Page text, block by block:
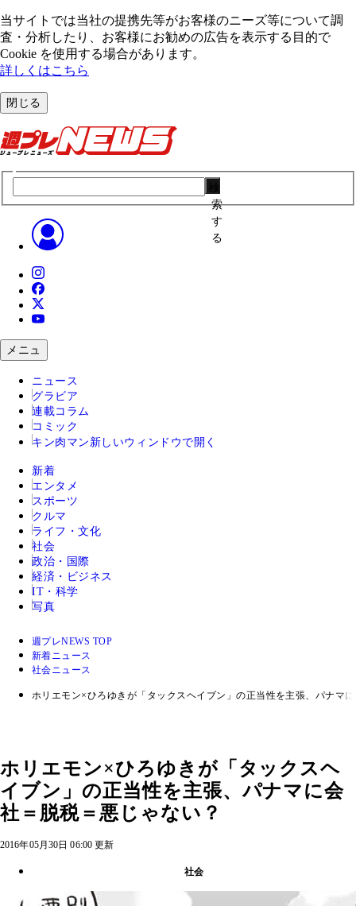
当サイトでは当社の提携先等がお客様のニーズ等について調
査・分析したり、お客様にお勧めの広告を表⽰する⽬的で
Cookie を使⽤する場合があります。
詳しくはこちら
閉じる
索
す
る
メニュ
ニュース
グラビア
連載コラム
コミック
キン肉マン 新しいウィンドウで開く
新着
エンタメ
スポーツ
クルマ
ライフ・文化
社会
政治・国際
経済・ビジネス
IT・科学
写真
週プレNEWS TOP
新着ニュース
社会ニュース
ホリエモン×ひろゆきが「タックスヘイブン」の正当性を主張、パナマ
ホリエモン×ひろゆきが「タックスヘ
イブン」の正当性を主張、パナマに会
社＝脱税＝悪じゃない？
2016年05月30日 06:00 更新
社会